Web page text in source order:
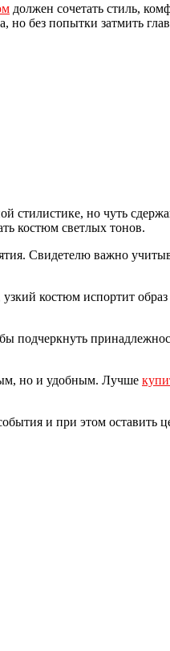
должен сочетать стиль,
без попытки затмить
стилистике, но чуть
костюм светлых тонов.
Свидетелю важно
костюм испортит
но и удобным. Лучше
и при этом оставить